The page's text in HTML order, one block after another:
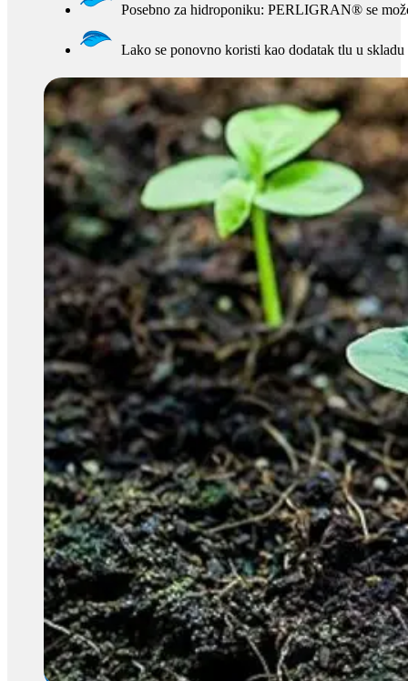
Posebno za hidroponiku: PERLIGRAN® se
Lako se ponovno koristi kao dodatak tlu u